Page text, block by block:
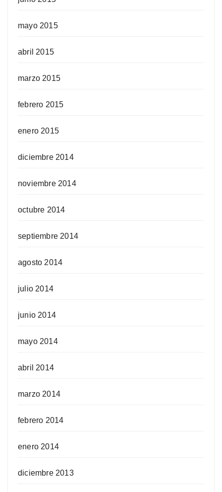
mayo 2015
abril 2015
marzo 2015
febrero 2015
enero 2015
diciembre 2014
noviembre 2014
octubre 2014
septiembre 2014
agosto 2014
julio 2014
junio 2014
mayo 2014
abril 2014
marzo 2014
febrero 2014
enero 2014
diciembre 2013